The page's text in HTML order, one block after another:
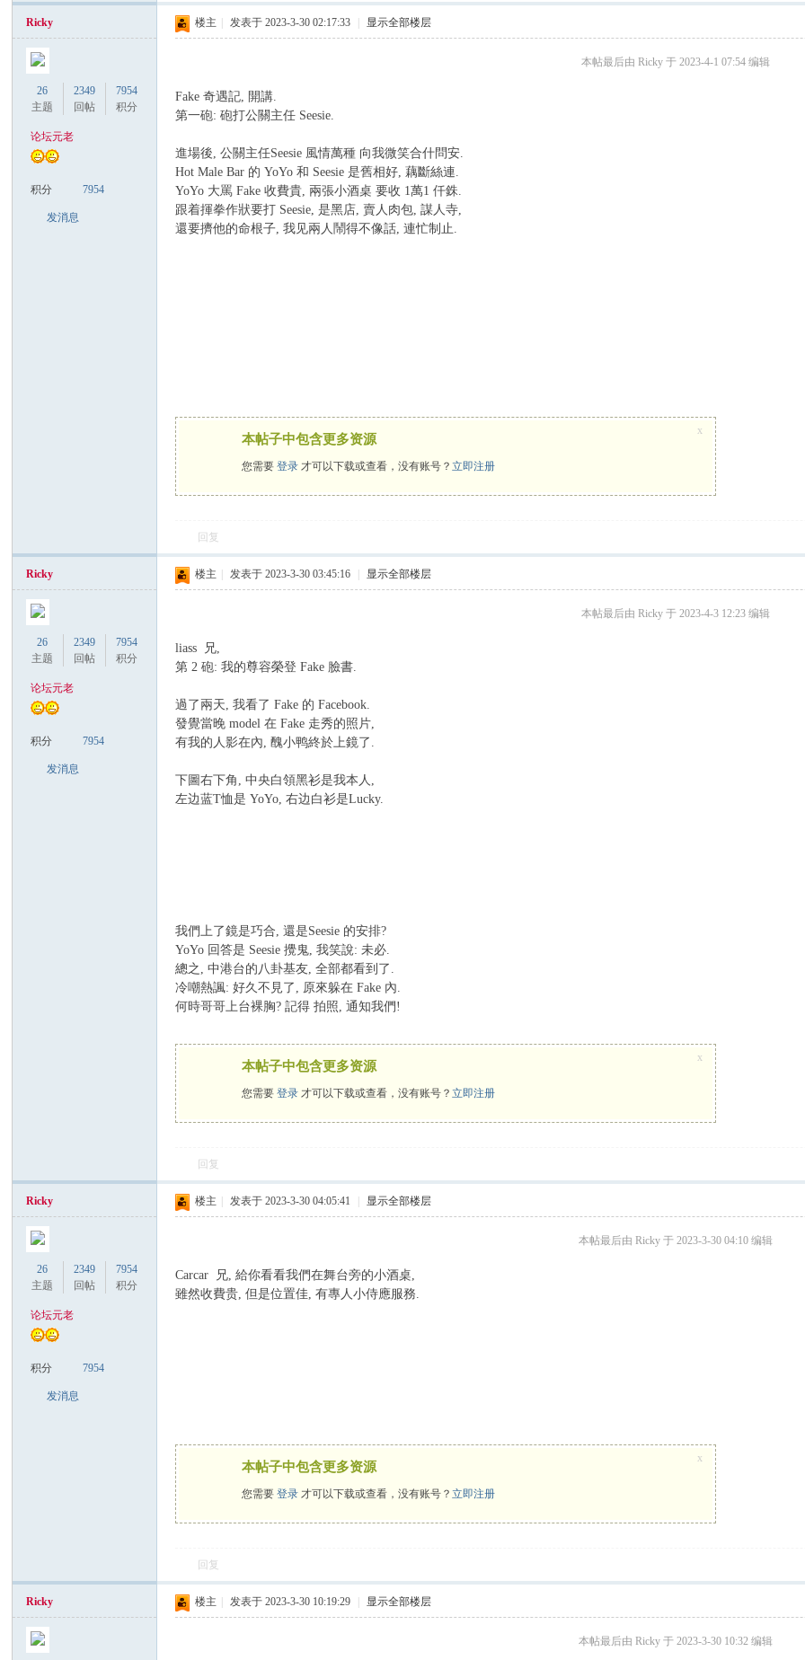
Ricky
26
主题
2349
回帖
7954
积分
论坛元老
积分 7954
发消息
楼主 发表于 2023-3-30 02:17:33 显示全部楼层
本帖最后由 Ricky 于 2023-4-1 07:54 编辑
Fake 奇遇記, 開講.
第一砲: 砲打公關主任 Seesie.
進場後, 公關主任Seesie 風情萬種 向我微笑合什問安.
Hot Male Bar 的 YoYo 和 Seesie 是舊相好, 藕斷絲連.
YoYo 大罵 Fake 收費貴, 兩張小酒桌 要收 1萬1 仟銖.
跟着揮拳作狀要打 Seesie, 是黑店, 賣人肉包, 謀人寺,
還要擠他的命根子, 我见兩人鬧得不像話, 連忙制止.
本帖子中包含更多资源
您需要登录 才可以下载或查看，没有账号？立即注册
x
回复
Ricky
26
主题
2349
回帖
7954
积分
论坛元老
积分 7954
发消息
楼主 发表于 2023-3-30 03:45:16 显示全部楼层
本帖最后由 Ricky 于 2023-4-3 12:23 编辑
liass 兄,
第 2 砲: 我的尊容榮登 Fake 臉書.
過了兩天, 我看了 Fake 的 Facebook.
發覺當晚 model 在 Fake 走秀的照片,
有我的人影在內, 醜小鸭終於上鏡了.
下圖右下角, 中央白領黑衫是我本人,
左边蓝T恤是 YoYo, 右边白衫是Lucky.
我們上了鏡是巧合, 還是Seesie 的安排?
YoYo 回答是 Seesie 攪鬼, 我笑說: 未必.
總之, 中港台的八卦基友, 全部都看到了.
冷嘲熱諷: 好久不見了, 原來躲在 Fake 內.
何時哥哥上台裸胸? 記得 拍照, 通知我們!
本帖子中包含更多资源
您需要登录 才可以下载或查看，没有账号？立即注册
x
回复
Ricky
26
主题
2349
回帖
7954
积分
论坛元老
积分 7954
发消息
楼主 发表于 2023-3-30 04:05:41 显示全部楼层
本帖最后由 Ricky 于 2023-3-30 04:10 编辑
Carcar 兄, 給你看看我們在舞台旁的小酒桌,
雖然收費贵, 但是位置佳, 有專人小侍應服務.
本帖子中包含更多资源
您需要登录 才可以下载或查看，没有账号？立即注册
x
回复
Ricky 楼主 发表于 2023-3-30 10:19:29 显示全部楼层
本帖最后由 Ricky 于 2023-3-30 10:32 编辑